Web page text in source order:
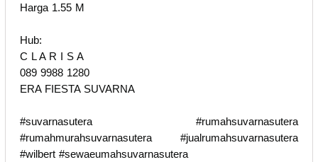
Harga 1.55 M
Hub:
C L A R I S A
089 9988 1280
ERA FIESTA SUVARNA
#suvarnasutera #rumahsuvarnasutera
#rumahmurahsuvarnasutera #jualrumahsuvarnasutera
#wilbert #sewaeumahsuvarnasutera